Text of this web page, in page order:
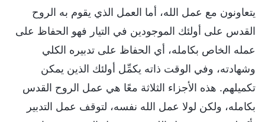
يتعاونون مع عمل الله، أما العمل الذي يقوم به الروح
القدس على أولئك الموجودين في التيار فهو الحفاظ على
عمله الخاص بكامله، أي الحفاظ على تدبيره الكلي
وشهادته، وفي الوقت ذاته يكمِّل أولئك الذين يمكن
تكميلهم. هذه الأجزاء الثلاثة معًا هي عمل الروح القدس
بكامله، ولكن لولا عمل الله نفسه، لتوقف عمل التدبير